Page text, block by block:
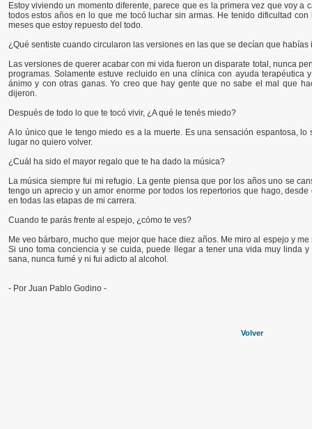
Estoy viviendo un momento diferente, parece que es la primera vez que voy a
todos estos años en lo que me tocó luchar sin armas. He tenido dificultad
meses que estoy repuesto del todo.
¿Qué sentiste cuando circularon las versiones en las que se decían que habías
Las versiones de querer acabar con mi vida fueron un disparate total, nunca
programas. Solamente estuve recluido en una clínica con ayuda terapéutica
ánimo y con otras ganas. Yo creo que hay gente que no sabe el mal que
dijeron.
Después de todo lo que te tocó vivir, ¿A qué le tenés miedo?
A lo único que le tengo miedo es a la muerte. Es una sensación espantosa,
lugar no quiero volver.
¿Cuál ha sido el mayor regalo que te ha dado la música?
La música siempre fui mi refugio. La gente piensa que por los años uno se
tengo un aprecio y un amor enorme por todos los repertorios que hago,
en todas las etapas de mi carrera.
Cuando te parás frente al espejo, ¿cómo te ves?
Me veo bárbaro, mucho que mejor que hace diez años. Me miro al espejo y
Si uno toma conciencia y se cuida, puede llegar a tener una vida muy linda
sana, nunca fumé y ni fui adicto al alcohol.
- Por Juan Pablo Godino -
Volver